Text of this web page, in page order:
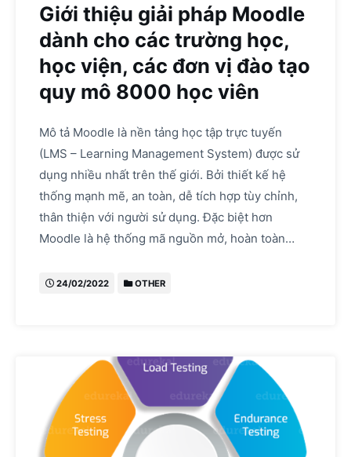
Giới thiệu giải pháp Moodle
dành cho các trường học,
học viện, các đơn vị đào tạo
quy mô 8000 học viên
Mô tả Moodle là nền tảng học tập trực tuyến
(LMS – Learning Management System) được sử
dụng nhiều nhất trên thế giới. Bởi thiết kế hệ
thống mạnh mẽ, an toàn, dễ tích hợp tùy chỉnh,
thân thiện với người sử dụng. Đặc biệt hơn
Moodle là hệ thống mã nguồn mở, hoàn toàn…
24/02/2022 OTHER